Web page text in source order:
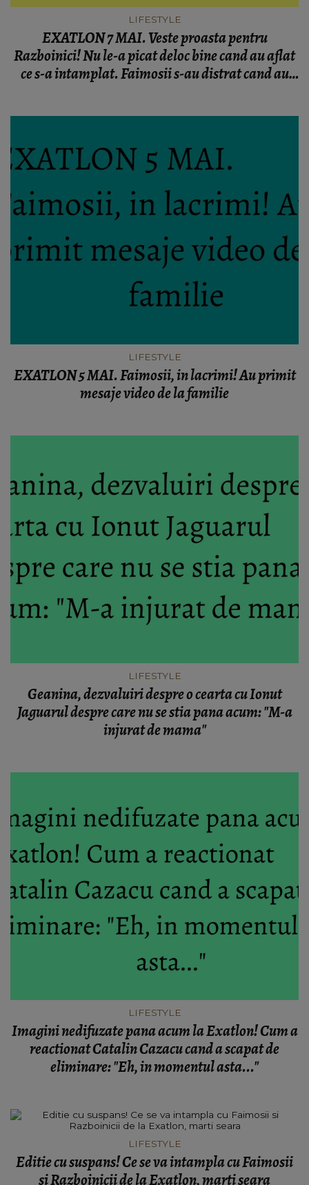
LIFESTYLE
EXATLON 7 MAI. Veste proasta pentru
Razboinici! Nu le-a picat deloc bine cand au aflat
ce s-a intamplat. Faimosii s-au distrat cand au
LIFESTYLE
EXATLON 5 MAI. Faimosii, in lacrimi! Au primit
mesaje video de la familie
LIFESTYLE
Geanina, dezvaluiri despre o cearta cu Ionut
Jaguarul despre care nu se stia pana acum: "M-a
injurat de mama"
LIFESTYLE
Imagini nedifuzate pana acum la Exatlon! Cum a
reactionat Catalin Cazacu cand a scapat de
eliminare: "Eh, in momentul asta..."
LIFESTYLE
Editie cu suspans! Ce se va intampla cu Faimosii
si Razboinicii de la Exatlon, marti seara